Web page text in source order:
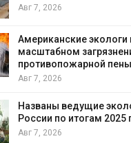
Авг 7, 2026
Американские экологи
масштабном
противопожарной пены
Авг 7, 2026
Названы ведущие
России по итогам 2025
Авг 7, 2026